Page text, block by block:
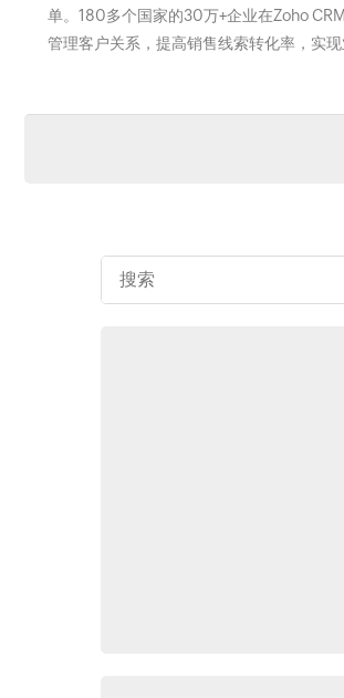
单。180多个国家的30万+企业在Zoho
管理客户关系，提高销售线索转化率，实现